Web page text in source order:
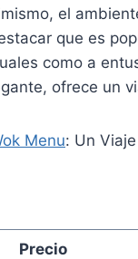
el
que es
como a
ofrece un
Menu: Un
Precio